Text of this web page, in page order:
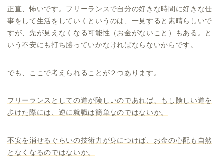
正直、怖いです。フリーランスで自分の好きな時間に好きな仕
事をして生活をしていくというのは、一見すると素晴らしいで
すが、先が見えなくなる可能性（お金がないこと）もある。と
いう不安にも打ち勝っていかなければならないからです。
でも、ここで考えられることが２つあります。
フリーランスとしての道が険しいのであれば、もし険しい道を
歩けた際には、逆に就職は簡単なのではないか。
不安を消せるぐらいの技術力が身につけば、お金の心配も自然
となくなるのではないか。